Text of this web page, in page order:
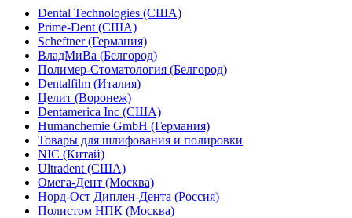
Dental Technologies (США)
Prime-Dent (США)
Scheftner (Германия)
ВладМиВа (Белгород)
Полимер-Стоматология (Белгород)
Dentalfilm (Италия)
Целит (Воронеж)
Dentamerica Inc (США)
Humanchemie GmbH (Германия)
Товары для шлифования и полировки
NIC (Китай)
Ultradent (США)
Омега-Дент (Москва)
Норд-Ост Диплен-Дента (Россия)
Полистом НПК (Москва)